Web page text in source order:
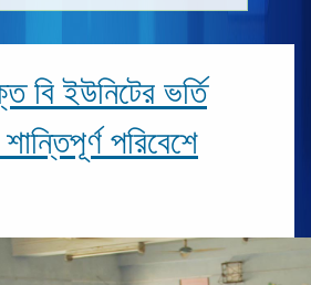
বি ইউনিটের ভর্তি
পরিবেশে